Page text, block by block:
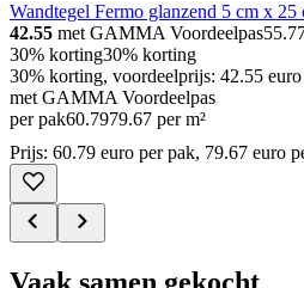
Wandtegel Fermo glanzend 5 cm x
42.55 met GAMMA Voordeelpas
30% korting30% korting
30% korting, voordeelprijs: 42.55
met GAMMA Voordeelpas
per pak60.7979.67 per m²
Prijs: 60.79 euro per pak, 79.67 euro